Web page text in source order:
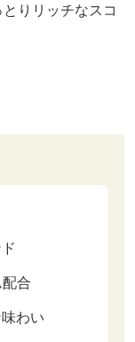
りリッチなスコ
合
わい